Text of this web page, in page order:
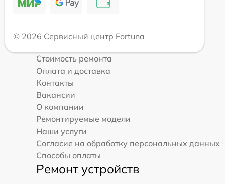
© 2026 Сервисный центр Fortuna
Стоимость ремонта
Оплата и доставка
Контакты
Вакансии
О компании
Ремонтируемые модели
Наши услуги
Согласие на обработку персональных данных
Способы оплаты
Ремонт устройств